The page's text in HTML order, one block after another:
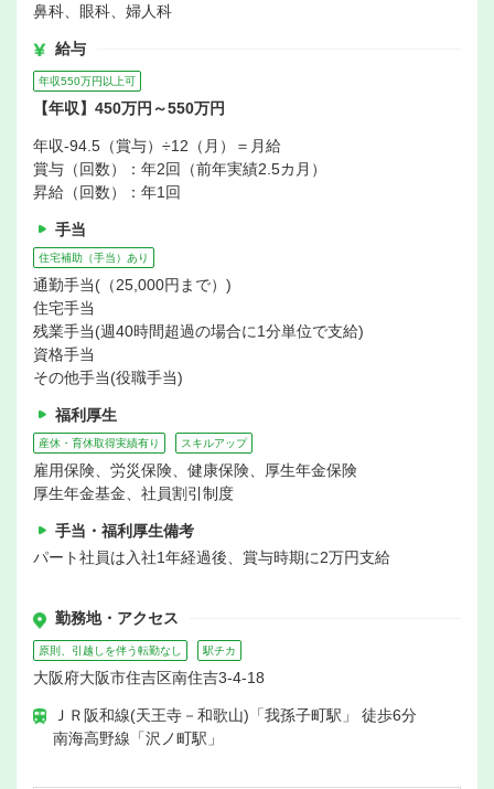
鼻科、眼科、婦人科
給与
年収550万円以上可
【年収】450万円～550万円
年収-94.5（賞与）÷12（月）＝月給
賞与（回数）：年2回（前年実績2.5カ月）
昇給（回数）：年1回
手当
住宅補助（手当）あり
通勤手当(（25,000円まで）)
住宅手当
残業手当(週40時間超過の場合に1分単位で支給)
資格手当
その他手当(役職手当)
福利厚生
産休・育休取得実績有り スキルアップ
雇用保険、労災保険、健康保険、厚生年金保険
厚生年金基金、社員割引制度
手当・福利厚生備考
パート社員は入社1年経過後、賞与時期に2万円支給
勤務地・アクセス
原則、引越しを伴う転勤なし 駅チカ
大阪府大阪市住吉区南住吉3-4-18
ＪＲ阪和線(天王寺－和歌山)「我孫子町駅」 徒歩6分
南海高野線「沢ノ町駅」